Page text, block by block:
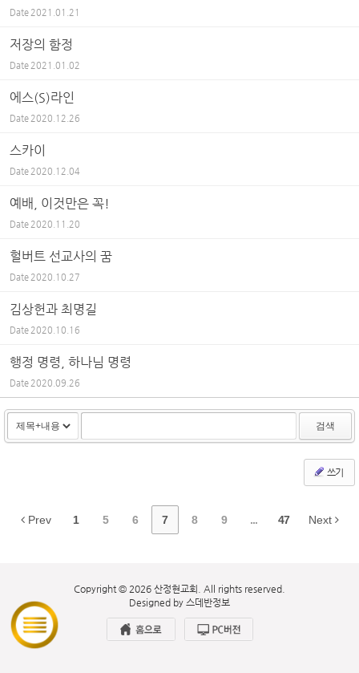
Date 2021.01.21
저장의 함정
Date 2021.01.02
에스(S)라인
Date 2020.12.26
스카이
Date 2020.12.04
예배, 이것만은 꼭!
Date 2020.11.20
헐버트 선교사의 꿈
Date 2020.10.27
김상헌과 최명길
Date 2020.10.16
행정 명령, 하나님 명령
Date 2020.09.26
검색
쓰기
Prev 1 5 6 7 8 9 ... 47 Next
Copyright © 2026 산정현교회. All rights reserved.
Designed by 스데반정보